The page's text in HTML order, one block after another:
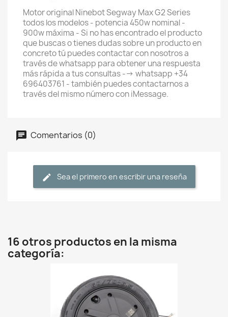
Motor original Ninebot Segway Max G2 Series
todos los modelos - potencia 450w nominal -
900w máxima - Si no has encontrado el producto
que buscas o tienes dudas sobre un producto en
concreto tú puedes contactar con nosotros a
través de whatsapp para obtener una respuesta
más rápida a tus consultas --> whatsapp +34
696403761 - también puedes contactarnos a
través del mismo número con iMessage.
Comentarios (0)
Sea el primero en escribir una reseña
16 otros productos en la misma
categoría: